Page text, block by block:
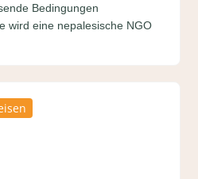
Bedingungen
wird eine nepalesische NGO